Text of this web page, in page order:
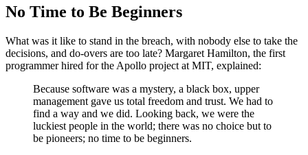
No Time to Be Beginners
What was it like to stand in the breach, with nobody else to take the
decisions, and do-overs are too late? Margaret Hamilton, the first
programmer hired for the Apollo project at MIT, explained:
Because software was a mystery, a black box, upper
management gave us total freedom and trust. We had to
find a way and we did. Looking back, we were the
luckiest people in the world; there was no choice but to
be pioneers; no time to be beginners.